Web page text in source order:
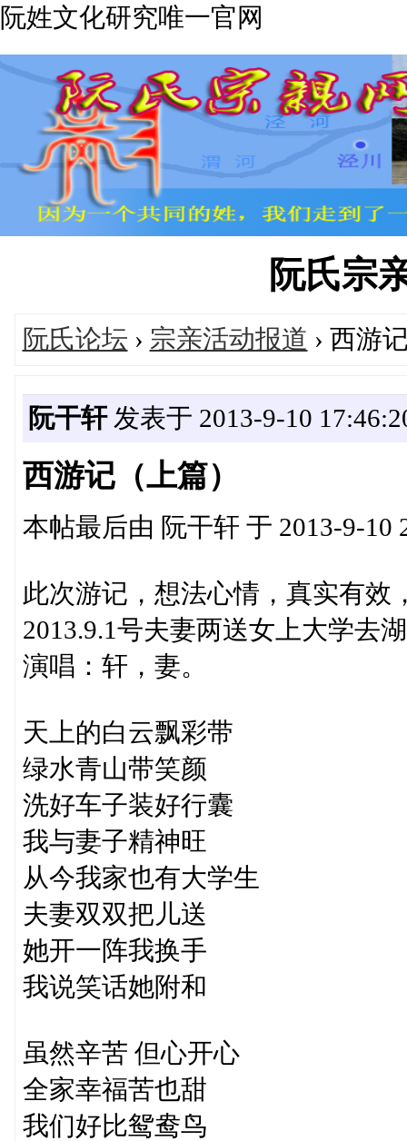
阮姓文化研究唯一官网
阮氏宗
阮氏论坛 › 宗亲活动报道 › 西游
阮干轩发表于 2013-9-10
西游记（上篇）
本帖最后由 阮干轩 于 2013-9-10
此次游记，想法心情，真实有效
2013.9.1号夫妻两送女上大学去
演唱：轩，妻。
天上的白云飘彩带
绿水青山带笑颜
洗好车子装好行囊
我与妻子精神旺
从今我家也有大学生
夫妻双双把儿送
她开一阵我换手
我说笑话她附和
虽然辛苦 但心开心
全家幸福苦也甜
我们好比鸳鸯鸟